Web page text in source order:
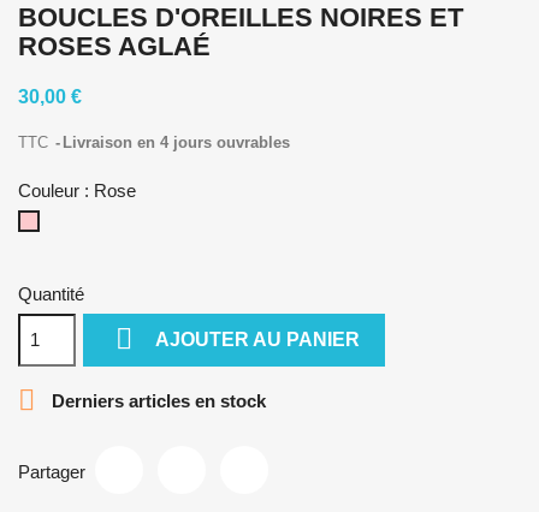
BOUCLES D'OREILLES NOIRES ET
ROSES AGLAÉ
30,00 €
TTC Livraison en 4 jours ouvrables
Couleur : Rose
Quantité
 AJOUTER AU PANIER
 Derniers articles en stock
Partager